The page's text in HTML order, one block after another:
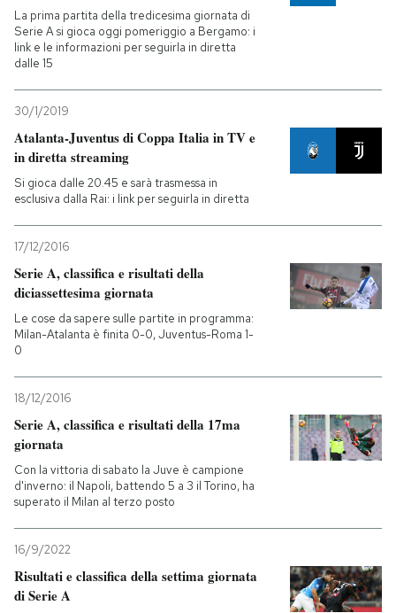
La prima partita della tredicesima giornata di
Serie A si gioca oggi pomeriggio a Bergamo: i
link e le informazioni per seguirla in diretta
dalle 15
30/1/2019
Atalanta-Juventus di Coppa Italia in TV e
in diretta streaming
Si gioca dalle 20.45 e sarà trasmessa in
esclusiva dalla Rai: i link per seguirla in diretta
17/12/2016
Serie A, classifica e risultati della
diciassettesima giornata
Le cose da sapere sulle partite in programma:
Milan-Atalanta è finita 0-0, Juventus-Roma 1-
0
18/12/2016
Serie A, classifica e risultati della 17ma
giornata
Con la vittoria di sabato la Juve è campione
d'inverno: il Napoli, battendo 5 a 3 il Torino, ha
superato il Milan al terzo posto
16/9/2022
Risultati e classifica della settima giornata
di Serie A